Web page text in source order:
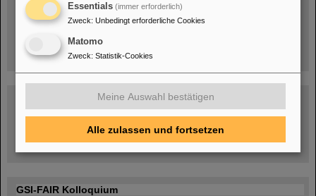
Menschen ...hinter GSI und FAIR.
Umgang mit den Auswirkungen des Kriegs in der Ukraine
GSI-FAIR Kolloquium
Essentials (immer erforderlich)
Zweck: Unbedingt erforderliche Cookies
Matomo
Zweck: Statistik-Cookies
Meine Auswahl bestätigen
Alle zulassen und fortsetzen